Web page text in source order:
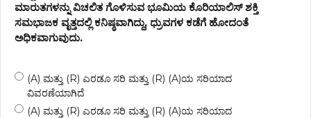
ಮಾರುತಗಳನ್ನು ವಿಚಲಿತ ಗೊಳಿಸುವ ಭೂಮಿಯ ಕೊರಿಯಾಲಿಸ್ ಶಕ್ತಿ
ಸಮಭಾಜಕ ವೃತ್ತದಲ್ಲಿ ಕನಿಷ್ಠವಾಗಿದ್ದು, ಧ್ರುವಗಳ ಕಡೆಗೆ ಹೋದಂತೆ
ಅಧಿಕವಾಗುವುದು.
(A) ಮತ್ತು (R) ಎರಡೂ ಸರಿ ಮತ್ತು (R) (A)ಯ ಸರಿಯಾದ
ವಿವರಣೆಯಾಗಿದೆ
(A) ಮತ್ತು (R) ಎರಡೂ ಸರಿ ಮತ್ತು (R) (A)ಯ ಸರಿಯಾದ